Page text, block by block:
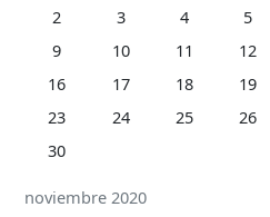
noviembre 2020
2
3 4 5
9
10 11 12
16
17 18 19
23
24 25 26
30